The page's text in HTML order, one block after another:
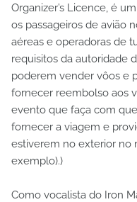
Organizer’s Licence, é
os passageiros de avião
aéreas e operadoras de
requisitos da autoridade
poderem vender vôos e
fornecer reembolso aos
evento que faça com
fornecer a viagem e
estiverem no exterior no
exemplo).)
Como vocalista do Iron